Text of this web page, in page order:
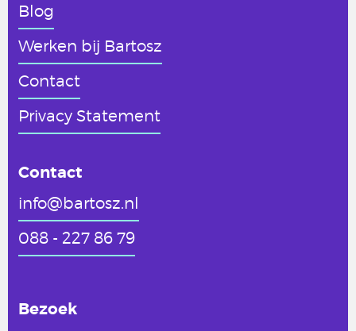
Blog
Werken bij Bartosz
Contact
Privacy Statement
Contact
info@bartosz.nl
088 - 227 86 79
Bezoek